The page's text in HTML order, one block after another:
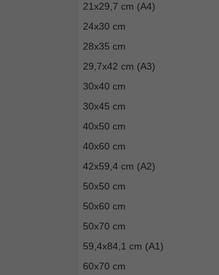
21x29,7 cm (A4)
24x30 cm
28x35 cm
29,7x42 cm (A3)
30x40 cm
30x45 cm
40x50 cm
40x60 cm
42x59,4 cm (A2)
50x50 cm
50x60 cm
50x70 cm
59,4x84,1 cm (A1)
60x70 cm